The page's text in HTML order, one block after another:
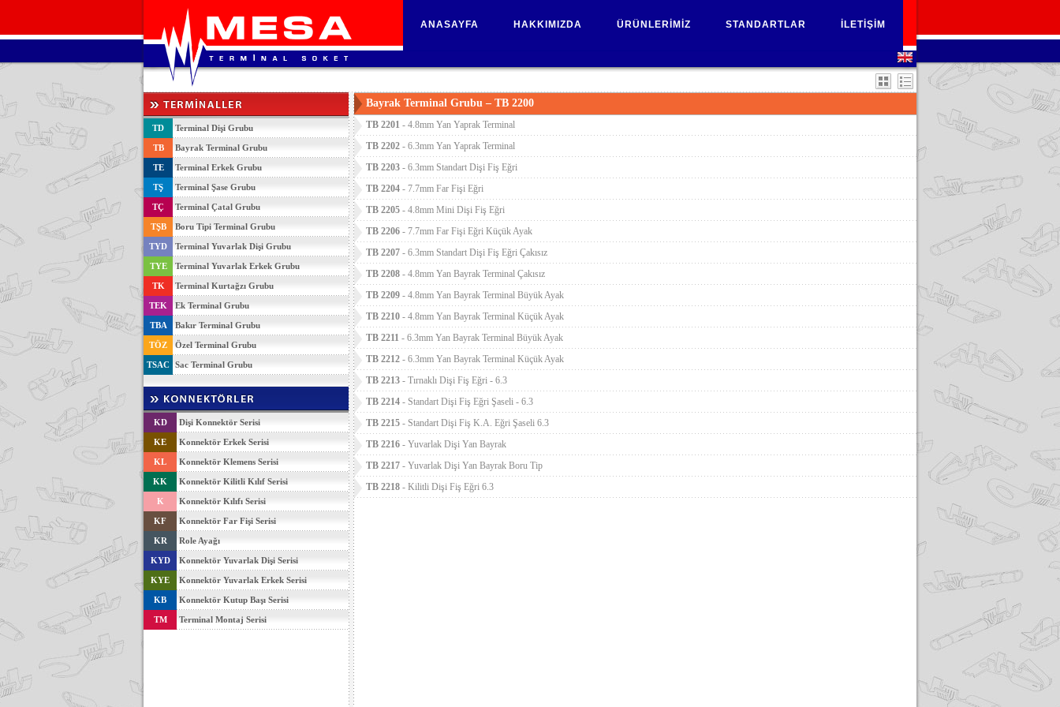
ANASAYFA HAKKIMIZDA ÜRÜNLERİMİZ STANDARTLAR İLETİŞİM
TD Terminal Dişi Grubu
TB Bayrak Terminal Grubu
TE Terminal Erkek Grubu
TŞ Terminal Şase Grubu
TÇ Terminal Çatal Grubu
TŞB Boru Tipi Terminal Grubu
TYD Terminal Yuvarlak Dişi Grubu
TYE Terminal Yuvarlak Erkek Grubu
TK Terminal Kurtağzı Grubu
TEK Ek Terminal Grubu
TBA Bakır Terminal Grubu
TÖZ Özel Terminal Grubu
TSAC Sac Terminal Grubu
KD Dişi Konnektör Serisi
KE Konnektör Erkek Serisi
KL Konnektör Klemens Serisi
KK Konnektör Kilitli Kılıf Serisi
K Konnektör Kılıfı Serisi
KF Konnektör Far Fişi Serisi
KR Role Ayağı
KYD Konnektör Yuvarlak Dişi Serisi
KYE Konnektör Yuvarlak Erkek Serisi
KB Konnektör Kutup Başı Serisi
TM Terminal Montaj Serisi
Bayrak Terminal Grubu – TB 2200
TB 2201 - 4.8mm Yan Yaprak Terminal
TB 2202 - 6.3mm Yan Yaprak Terminal
TB 2203 - 6.3mm Standart Dişi Fiş Eğri
TB 2204 - 7.7mm Far Fişi Eğri
TB 2205 - 4.8mm Mini Dişi Fiş Eğri
TB 2206 - 7.7mm Far Fişi Eğri Küçük Ayak
TB 2207 - 6.3mm Standart Dişi Fiş Eğri Çakısız
TB 2208 - 4.8mm Yan Bayrak Terminal Çakısız
TB 2209 - 4.8mm Yan Bayrak Terminal Büyük Ayak
TB 2210 - 4.8mm Yan Bayrak Terminal Küçük Ayak
TB 2211 - 6.3mm Yan Bayrak Terminal Büyük Ayak
TB 2212 - 6.3mm Yan Bayrak Terminal Küçük Ayak
TB 2213 - Tırnaklı Dişi Fiş Eğri - 6.3
TB 2214 - Standart Dişi Fiş Eğri Şaseli - 6.3
TB 2215 - Standart Dişi Fiş K.A. Eğri Şaseli 6.3
TB 2216 - Yuvarlak Dişi Yan Bayrak
TB 2217 - Yuvarlak Dişi Yan Bayrak Boru Tip
TB 2218 - Kilitli Dişi Fiş Eğri 6.3